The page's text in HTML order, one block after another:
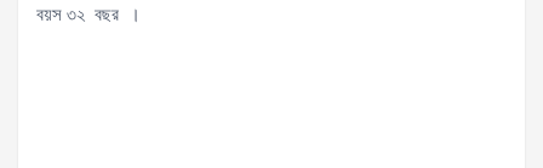
বয়স ৩২ বছর ।